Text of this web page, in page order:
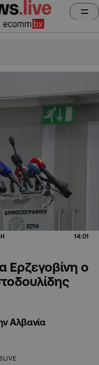
14:01
Ερζεγοβίνη ο
Αλβανία